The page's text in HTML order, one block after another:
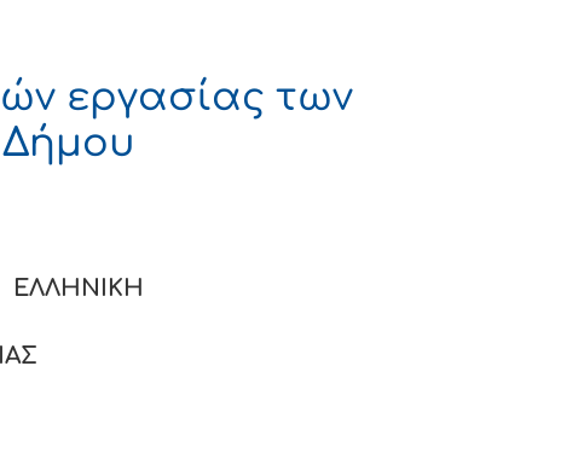
εργασίας των